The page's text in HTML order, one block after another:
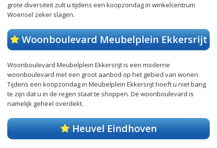
grote diversiteit zult u tijdens een koopzondag in winkelcentrum
Woensel zeker slagen.
Woonboulevard Meubelplein Ekkersrijt
Woonboulevard Meubelplein Ekkersrijt is een moderne
woonboulevard met een groot aanbod op het gebied van wonen.
Tijdens een koopzondag in Meubelplein Ekkersrijt hoeft u niet bang
te zijn dat u in de regen staat te shoppen. De woonboulevard is
namelijk geheel overdekt.
Heuvel Eindhoven